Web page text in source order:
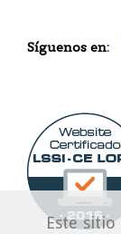
Este
Síguenos en: